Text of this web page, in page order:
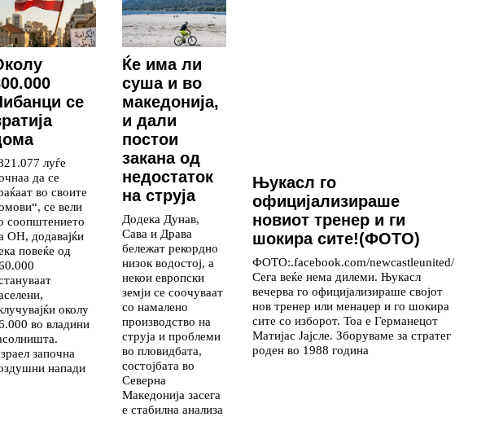
се
луѓе
да се
во своите
се вели
соопштението
ОН, додавајќи
повеќе од
околу
во владини
започна
напади
Ќе има ли
суша и во
македонија,
и дали
постои
закана од
недостаток
на струја
Додека Дунав,
Сава и Драва
бележат рекордно
низок водостој, а
некои европски
земји се соочуваат
со намалено
производство на
струја и проблеми
во пловидбата,
состојбата во
Северна
Македонија засега
е стабилна анализа
Њукасл го
официјализираше
новиот тренер и ги
шокира сите!(ФОТО)
ФОТО:.facebook.com/newcastleunited/
Сега веќе нема дилеми. Њукасл
вечерва го официјализираше својот
нов тренер или менаџер и го шокира
сите со изборот. Тоа е Германецот
Матијас Јајсле. Зборуваме за стратег
роден во 1988 година